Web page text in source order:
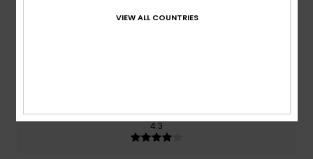
Colore
4.3
VIEW ALL COUNTRIES